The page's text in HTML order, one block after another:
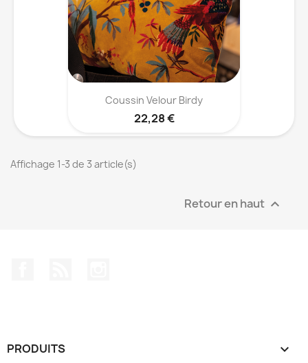
Coussin Velour Birdy
22,28 €
Affichage 1-3 de 3 article(s)
Retour en haut 
PRODUITS 